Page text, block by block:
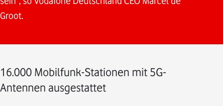
Groot.
16.000 Mobilfunk-Stationen mit 5G-
Antennen ausgestattet